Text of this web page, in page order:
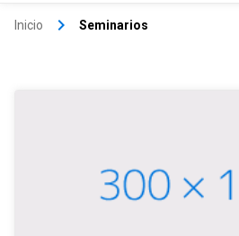
Inicio keyboard_arrow_right Seminarios